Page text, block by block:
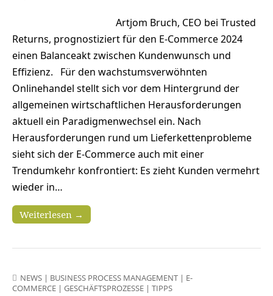
Artjom Bruch, CEO bei Trusted
Returns, prognostiziert für den E-Commerce 2024
einen Balanceakt zwischen Kundenwunsch und
Effizienz. Für den wachstumsverwöhnten
Onlinehandel stellt sich vor dem Hintergrund der
allgemeinen wirtschaftlichen Herausforderungen
aktuell ein Paradigmenwechsel ein. Nach
Herausforderungen rund um Lieferkettenprobleme
sieht sich der E-Commerce auch mit einer
Trendumkehr konfrontiert: Es zieht Kunden vermehrt
wieder in…
Weiterlesen →
NEWS | BUSINESS PROCESS MANAGEMENT | E-
COMMERCE | GESCHÄFTSPROZESSE | TIPPS